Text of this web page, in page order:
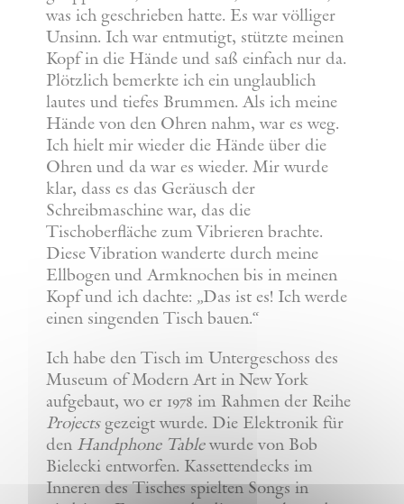
was ich geschrieben hatte. Es war völliger
Unsinn. Ich war entmutigt, stützte meinen
Kopf in die Hände und saß einfach nur da.
Plötzlich bemerkte ich ein unglaublich
lautes und tiefes Brummen. Als ich meine
Hände von den Ohren nahm, war es weg.
Ich hielt mir wieder die Hände über die
Ohren und da war es wieder. Mir wurde
klar, dass es das Geräusch der
Schreibmaschine war, das die
Tischoberfläche zum Vibrieren brachte.
Diese Vibration wanderte durch meine
Ellbogen und Armknochen bis in meinen
Kopf und ich dachte: „Das ist es! Ich werde
einen singenden Tisch bauen.“
Ich habe den Tisch im Untergeschoss des
Museum of Modern Art in New York
aufgebaut, wo er 1978 im Rahmen der Reihe
Projectsgezeigt wurde. Die Elektronik für
den Handphone Tablewurde von Bob
Bielecki entworfen. Kassettendecks im
Inneren des Tisches spielten Songs in